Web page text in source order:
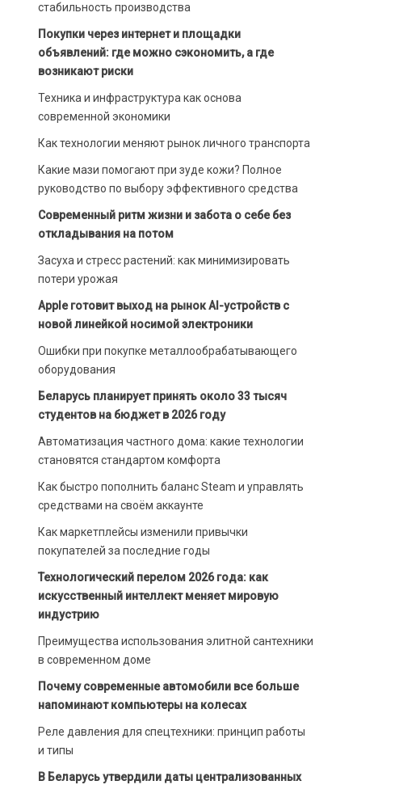
стабильность производства
Покупки через интернет и площадки
объявлений: где можно сэкономить, а где
возникают риски
Техника и инфраструктура как основа
современной экономики
Как технологии меняют рынок личного транспорта
Какие мази помогают при зуде кожи? Полное
руководство по выбору эффективного средства
Современный ритм жизни и забота о себе без
откладывания на потом
Засуха и стресс растений: как минимизировать
потери урожая
Apple готовит выход на рынок AI-устройств с
новой линейкой носимой электроники
Ошибки при покупке металлообрабатывающего
оборудования
Беларусь планирует принять около 33 тысяч
студентов на бюджет в 2026 году
Автоматизация частного дома: какие технологии
становятся стандартом комфорта
Как быстро пополнить баланс Steam и управлять
средствами на своём аккаунте
Как маркетплейсы изменили привычки
покупателей за последние годы
Технологический перелом 2026 года: как
искусственный интеллект меняет мировую
индустрию
Преимущества использования элитной сантехники
в современном доме
Почему современные автомобили все больше
напоминают компьютеры на колесах
Реле давления для спецтехники: принцип работы
и типы
В Беларусь утвердили даты централизованных